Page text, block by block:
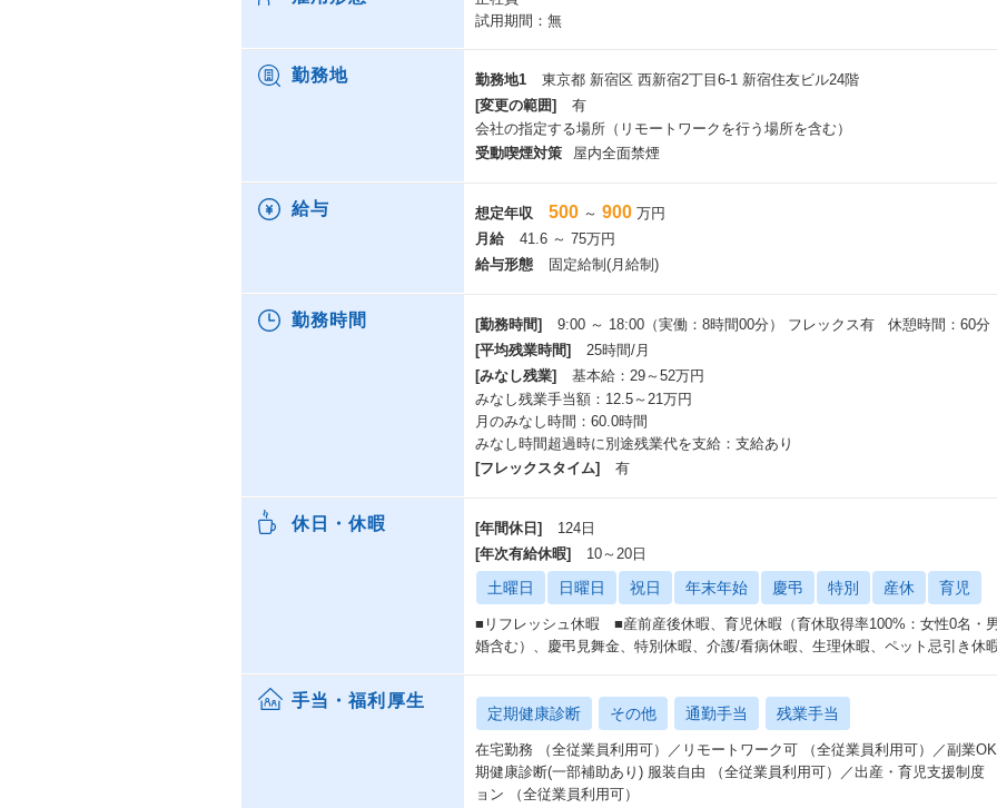
試用期間：無
勤務地 勤務地1
東京都 新宿区 西新宿2丁目6-1 新宿住友ビル24階
[変更の範囲]
有
会社の指定する場所（リモートワークを行う場所を含む）
受動喫煙対策
屋内全面禁煙
給与 想定年収 500 ～ 900 万円
月給
41.6 ～ 75万円
給与形態
固定給制(月給制)
勤務時間 [勤務時間]
9:00 ～ 18:00（実働：8時間00分） フレックス有 休憩時間：60分
[平均残業時間]
25時間/月
[みなし残業]
基本給：29～52万円
みなし残業手当額：12.5～21万円
月のみなし時間：60.0時間
みなし時間超過時に別途残業代を支給：支給あり
[フレックスタイム]
有
休日・休暇 [年間休日]
124日
[年次有給休暇]
10～20日
土曜日 日曜日 祝日 年末年始 慶弔 特別 産休 育児
■リフレッシュ休暇 ■産前産後休暇、育児休暇（育休取得率100%：女性0名・
婚含む）、慶弔見舞金、特別休暇、介護/看病休暇、生理休暇、ペット忌引き休
手当・福利厚生
定期健康診断 その他 通勤手当 残業手当
在宅勤務 （全従業員利用可）／リモートワーク可 （全従業員利用可）／副業
期健康診断(一部補助あり) 服装自由 （全従業員利用可）／出産・育児支援制度
ョン （全従業員利用可）